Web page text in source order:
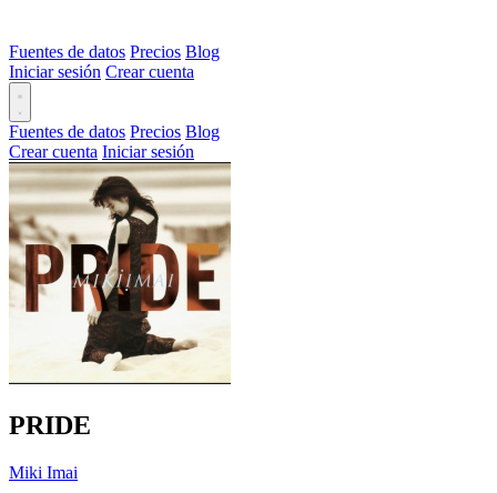
Fuentes de datos Precios Blog
Iniciar sesión Crear cuenta
Fuentes de datos Precios Blog
Crear cuenta Iniciar sesión
PRIDE
Miki Imai